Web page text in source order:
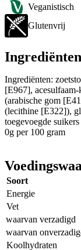
Veganistisch
Glutenvrij
Ingrediënten
Ingrediënten:
[E967],
(arabische gom
(lecithine [E322]),
toegevoegde
0g per 100 gram
Soort
Energie
Vet
waarvan verzadigd
waarvan
Koolhydraten